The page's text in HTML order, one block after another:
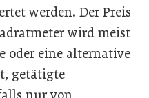
werden. Der Preis
wird meist
oder eine alternative
getätigte